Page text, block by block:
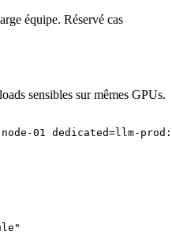
équipe. Réservé cas
sensibles sur mêmes GPUs.
01 dedicated=llm-